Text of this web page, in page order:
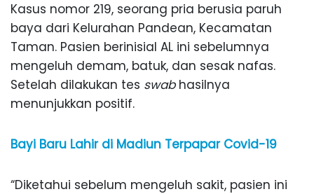
Kasus nomor 219, seorang pria berusia paruh
baya dari Kelurahan Pandean, Kecamatan
Taman. Pasien berinisial AL ini sebelumnya
mengeluh demam, batuk, dan sesak nafas.
Setelah dilakukan tes swabhasilnya
menunjukkan positif.
Bayi Baru Lahir di Madiun Terpapar Covid-19
“Diketahui sebelum mengeluh sakit, pasien ini